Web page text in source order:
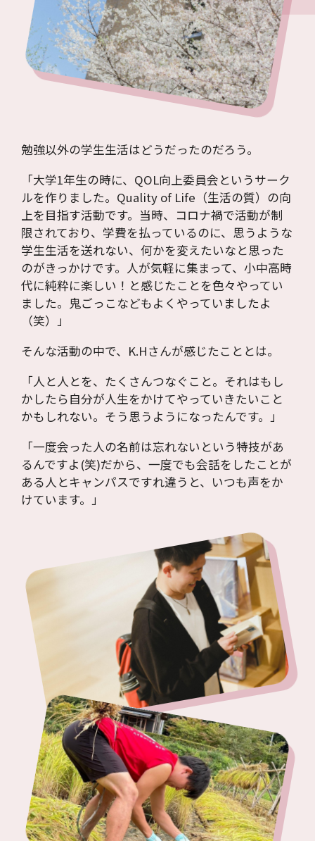
勉強以外の学生生活はどうだったのだろう。
「大学1年生の時に、QOL向上委員会というサーク
ルを作りました。Quality of Life（生活の質）の向
上を目指す活動です。当時、コロナ禍で活動が制
限されており、学費を払っているのに、思うような
学生生活を送れない、何かを変えたいなと思った
のがきっかけです。人が気軽に集まって、小中高時
代に純粋に楽しい！と感じたことを色々やってい
ました。鬼ごっこなどもよくやっていましたよ
（笑）」
そんな活動の中で、K.Hさんが感じたこととは。
「人と人とを、たくさんつなぐこと。それはもし
かしたら自分が人生をかけてやっていきたいこと
かもしれない。そう思うようになったんです。」
「一度会った人の名前は忘れないという特技があ
るんですよ(笑)だから、一度でも会話をしたことが
ある人とキャンパスですれ違うと、いつも声をか
けています。」